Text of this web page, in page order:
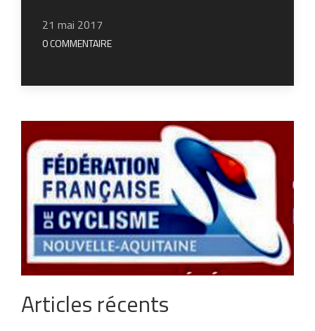
21 mai 2017
0 COMMENTAIRE
Articles récents